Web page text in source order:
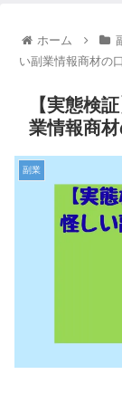
ホーム
い副業情報商材の
【実態検
業情報商
副業